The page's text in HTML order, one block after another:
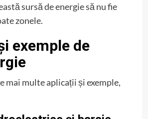
sursă de energie să nu fie
zonele.
exemple de
mai multe aplicații și exemple,